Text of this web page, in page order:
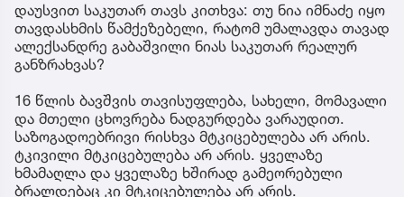
დაუსვით საკუთარ თავს კითხვა: თუ ნია იმნაძე იყო
თავდასხმის წამქეზებელი, რატომ უმალავდა თავად
ალექსანდრე გაბაშვილი ნიას საკუთარ რეალურ
განზრახვას?
16 წლის ბავშვის თავისუფლება, სახელი, მომავალი
და მთელი ცხოვრება ნადგურდება ვარაუდით.
საზოგადოებრივი რისხვა მტკიცებულება არ არის.
ტკივილი მტკიცებულება არ არის. ყველაზე
ხმამაღლა და ყველაზე ხშირად გამეორებული
ბრალდებაც კი მტკიცებულება არ არის.